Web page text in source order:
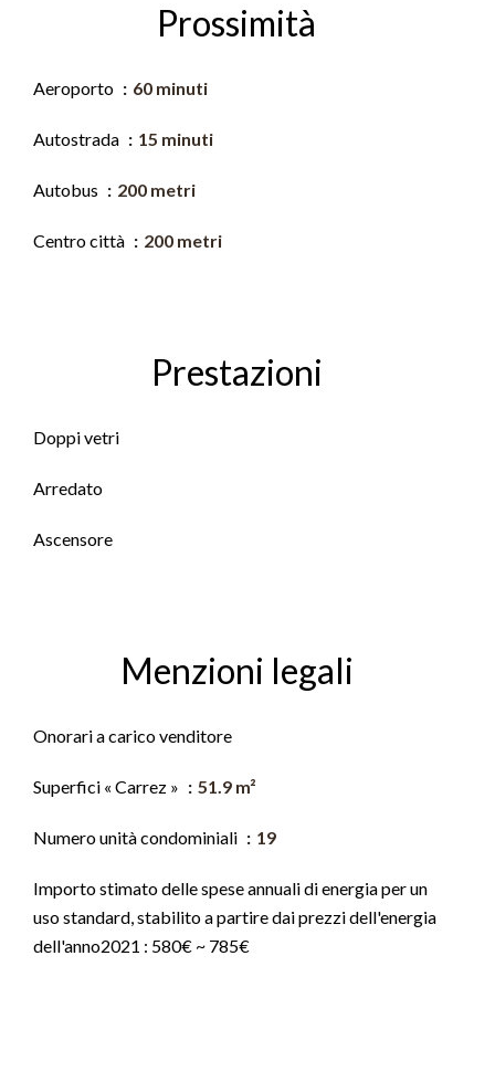
Prossimità
Aeroporto 60 minuti
Autostrada 15 minuti
Autobus 200 metri
Centro città 200 metri
Prestazioni
Doppi vetri
Arredato
Ascensore
Menzioni legali
Onorari a carico venditore
Superfici « Carrez » 51.9 m²
Numero unità condominiali 19
Importo stimato delle spese annuali di energia per un
uso standard, stabilito a partire dai prezzi dell'energia
dell'anno2021 : 580€ ~ 785€